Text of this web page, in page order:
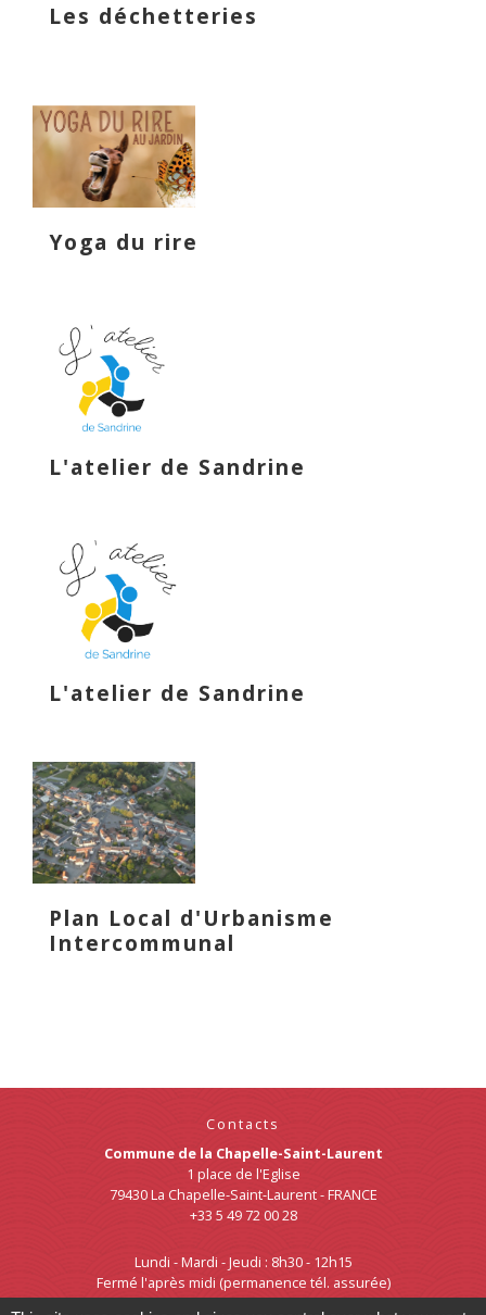
Les déchetteries
Yoga du rire
L'atelier de Sandrine
L'atelier de Sandrine
Plan Local d'Urbanisme
Intercommunal
Contacts
Commune de la Chapelle-Saint-Laurent
1 place de l'Eglise
79430 La Chapelle-Saint-Laurent - FRANCE
+33 5 49 72 00 28
Lundi - Mardi - Jeudi : 8h30 - 12h15
Fermé l'après midi (permanence tél. assurée)
Mercredi : 8h30 - 12h15 et 13h30 - 18h00